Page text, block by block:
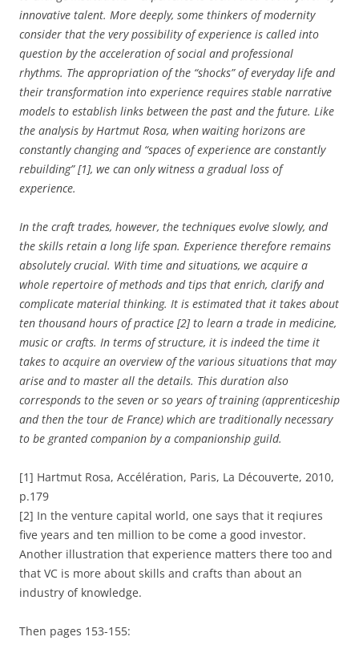
innovative talent. More deeply, some thinkers of modernity
consider that the very possibility of experience is called into
question by the acceleration of social and professional
rhythms. The appropriation of the “shocks” of everyday life and
their transformation into experience requires stable narrative
models to establish links between the past and the future. Like
the analysis by Hartmut Rosa, when waiting horizons are
constantly changing and “spaces of experience are constantly
rebuilding” [1], we can only witness a gradual loss of
experience.
In the craft trades, however, the techniques evolve slowly, and
the skills retain a long life span. Experience therefore remains
absolutely crucial. With time and situations, we acquire a
whole repertoire of methods and tips that enrich, clarify and
complicate material thinking. It is estimated that it takes about
ten thousand hours of practice [2] to learn a trade in medicine,
music or crafts. In terms of structure, it is indeed the time it
takes to acquire an overview of the various situations that may
arise and to master all the details. This duration also
corresponds to the seven or so years of training (apprenticeship
and then the tour de France) which are traditionally necessary
to be granted companion by a companionship guild.
[1] Hartmut Rosa, Accélération, Paris, La Découverte, 2010,
p.179
[2] In the venture capital world, one says that it reqiures
five years and ten million to be come a good investor.
Another illustration that experience matters there too and
that VC is more about skills and crafts than about an
industry of knowledge.
Then pages 153-155: